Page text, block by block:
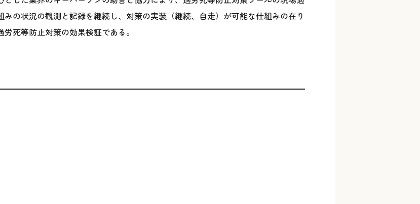
の状況の観測と記録を継続し、対策の実装（継続、自走）が可能な仕組みの在り
死等防止対策の効果検証である。